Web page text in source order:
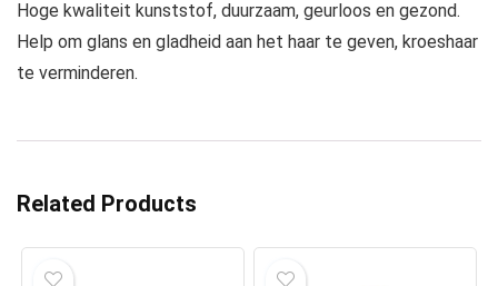
Hoge kwaliteit kunststof, duurzaam, geurloos en gezond.
Help om glans en gladheid aan het haar te geven, kroeshaar
te verminderen.
Related Products